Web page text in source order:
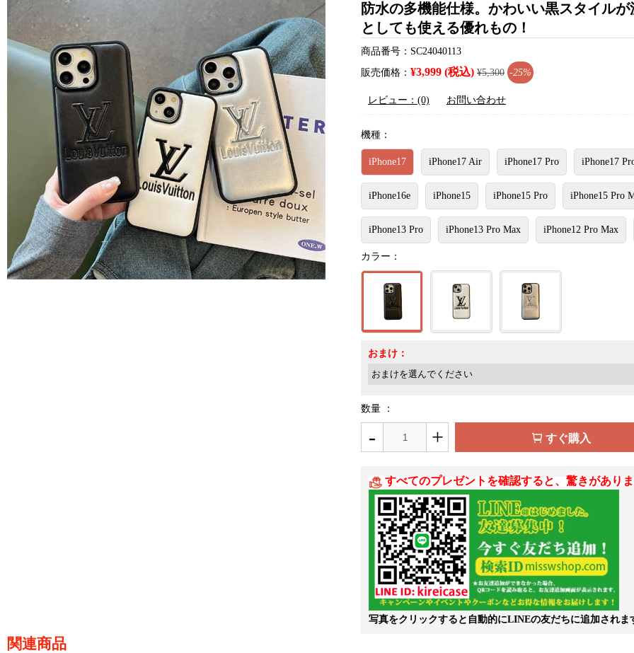
防水の多機能仕様。かわいい黒スタイル
としても使える優れもの！
商品番号：SC24040113
販売価格： ¥3,999 (税込) ¥5,300 -25%
レビュー：(0) お問い合わせ
機種：
iPhone17 iPhone17 Air iPhone17 Pro iPhone17
iPhone16e iPhone15 iPhone15 Pro iPhone15 Pro
iPhone13 Pro iPhone13 Pro Max iPhone12 Pro Max
カラー：
おまけ：
数量 ：
- + すぐ購入
すべてのプレゼントを確認すると、驚きがあり
写真をクリックすると自動的にLINEの友だちに追加されま
関連商品